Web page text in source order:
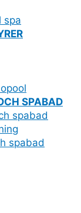
spa
SPABAD
spabad
spabad